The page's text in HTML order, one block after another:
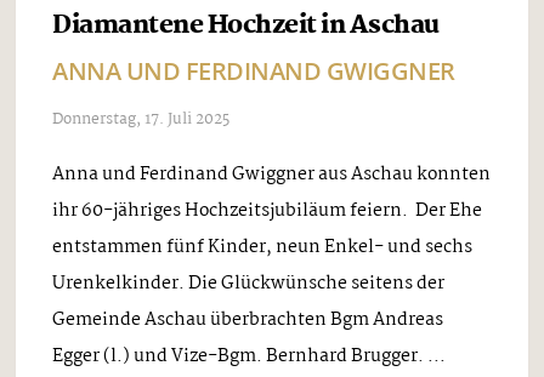
Diamantene Hochzeit in Aschau
ANNA UND FERDINAND GWIGGNER
Donnerstag, 17. Juli 2025
Anna und Ferdinand Gwiggner aus Aschau konnten
ihr 60-jähriges Hochzeitsjubiläum feiern. Der Ehe
entstammen fünf Kinder, neun Enkel- und sechs
Urenkelkinder. Die Glückwünsche seitens der
Gemeinde Aschau überbrachten Bgm Andreas
Egger (l.) und Vize-Bgm. Bernhard Brugger. ...